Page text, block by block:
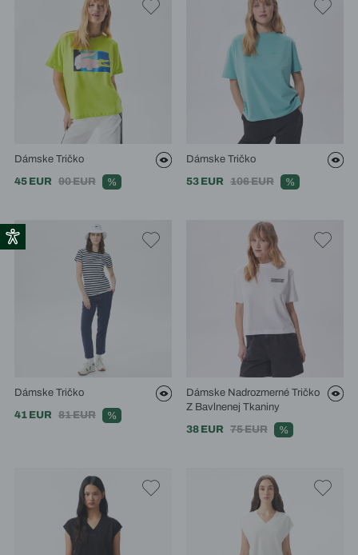
Dámske Tričko
45 EUR
90 EUR %
Dámske Tričko
53 EUR
106 EUR %
Dámske Tričko
41 EUR
81 EUR %
Dámske Nadrozmerné Tričko
Z Bavlnenej Tkaniny
38 EUR
75 EUR %